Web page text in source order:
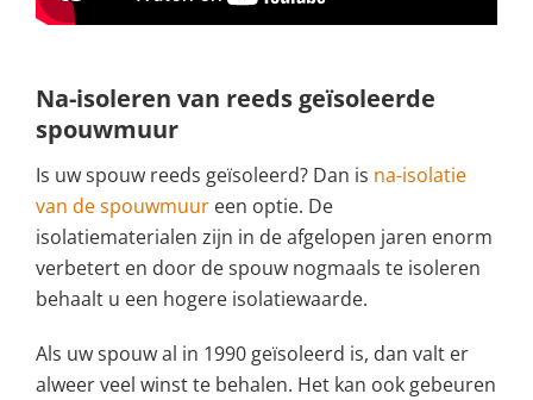
Na-isoleren van reeds geïsoleerde
spouwmuur
Is uw spouw reeds geïsoleerd? Dan is na-isolatie
van de spouwmuur een optie. De
isolatiematerialen zijn in de afgelopen jaren enorm
verbetert en door de spouw nogmaals te isoleren
behaalt u een hogere isolatiewaarde.
Als uw spouw al in 1990 geïsoleerd is, dan valt er
alweer veel winst te behalen. Het kan ook gebeuren